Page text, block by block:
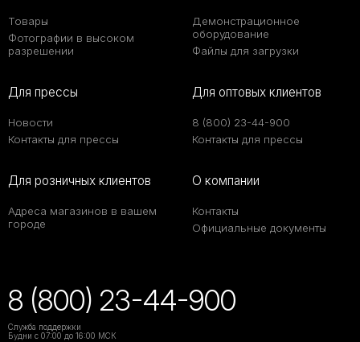
Товары
Фотографии в высоком
разрешении
Демонстрационное
оборудование
Файлы для загрузки
Для прессы
Новости
Контакты для прессы
Для оптовых клиентов
8 (800) 23-44-900
Контакты для прессы
Для розничных клиентов
Адреса магазинов в вашем
городе
О компании
Контакты
Официальные документы
8 (800) 23-44-900
Служба поддержки
Будни с 07:00 до 16:00 МСК